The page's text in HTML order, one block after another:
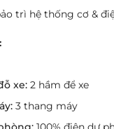
trì hệ thống cơ &
xe: 2 hầm để xe
3 thang máy